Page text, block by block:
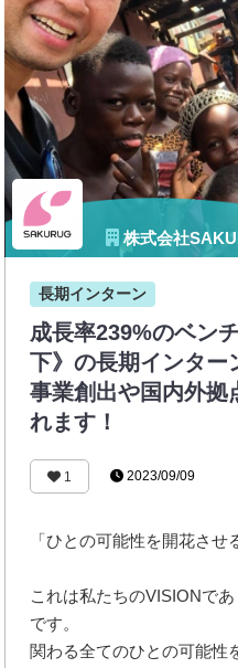
株式会社
長期インターン
成長率239%のベン
下》の長期インター
事業創出や国内外拠
れます！
1 2023/09/09
「ひとの可能性を開花させ
これは私たちのVISIONで
です。
関わる全てのひとの可能性